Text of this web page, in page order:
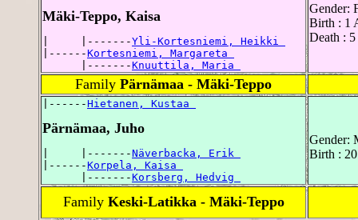
Mäki-Teppo, Kaisa
|     |-------Yli-Kortesniemi, Heikki
|------Kortesniemi, Margareta
      |-------
Knuuttila, Maria
Gender:
Birth : 1
Death :
Family Pärnämaa - Mäki-Teppo
|------Hietanen, Kustaa
Pärnämaa, Juho
|     |-------Näverbacka, Erik
|------Korpela, Kaisa
      |-------
Korsberg, Hedvig
Gender:
Birth :
Family Keski-Latikka - Mäki-Teppo